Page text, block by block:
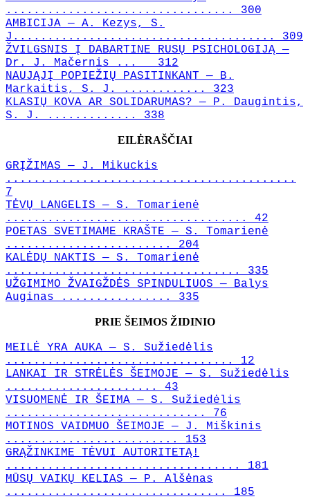
................................. 300
AMBICIJA — A. Kezys, S.
J...................................... 309
ŽVILGSNIS Į DABARTINE RUSŲ PSICHOLOGIJĄ —
Dr. J. Mačernis ... 312
NAUJĄJĮ POPIEŽIŲ PASITINKANT — B.
Markaitis, S. J. ............ 323
KLASIŲ KOVA AR SOLIDARUMAS? — P. Daugintis,
S. J. ............. 338
EILĖRAŠČIAI
GRĮŽIMAS — J. Mikuckis
..........................................
7
TĖVŲ LANGELIS — S. Tomarienė
................................... 42
POETAS SVETIMAME KRAŠTE — S. Tomarienė
........................ 204
KALĖDŲ NAKTIS — S. Tomarienė
.................................. 335
UŽGIMIMO ŽVAIGŽDĖS SPINDULIUOS — Balys
Auginas ................ 335
PRIE ŠEIMOS ŽIDINIO
MEILĖ YRA AUKA — S. Sužiedėlis
................................. 12
LANKAI IR STRĖLĖS ŠEIMOJE — S. Sužiedėlis
...................... 43
VISUOMENĖ IR ŠEIMA — S. Sužiedėlis
............................. 76
MOTINOS VAIDMUO ŠEIMOJE — J. Miškinis
......................... 153
GRĄŽINKIME TĖVUI AUTORITETĄ!
.................................. 181
MŪSŲ VAIKŲ KELIAS — P. Alšėnas
................................ 185